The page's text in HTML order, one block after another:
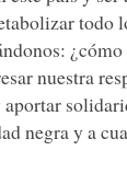
todo
nuestra
negra y a